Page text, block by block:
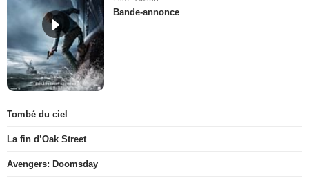
Bande-annonce
Tombé du ciel
La fin d’Oak Street
Avengers: Doomsday